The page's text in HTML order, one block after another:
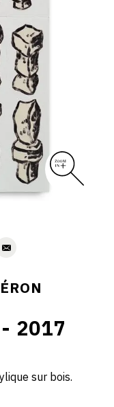
2017
sur bois.